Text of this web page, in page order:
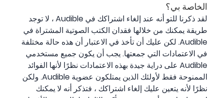
الخاصة بي؟
لقد ذكرنا للتو أنه عند إلغاء اشتراكك في Audible ، لا توجد
طريقة يمكنك من خلالها فقدان الكتب الصوتية المشتراة في
Audible. لكن عليك أن تأخذ في الاعتبار أن هذه حالة مختلفة
في الاعتمادات التي جمعتها. يجب أن يكون جميع مستخدمي
Audible على دراية جيدة بهذه الاعتمادات نظرًا لأنها الفوائد
الممنوحة فقط لأولئك الذين يمتلكون عضوية Audible. ولكن
نظرًا لأنه يتعين عليك إلغاء اشتراكك ، فتذكر أنه لا يمكنك